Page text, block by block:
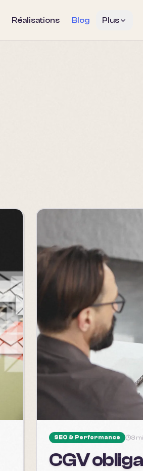
Réalisations Blog Plus
SEO & Performance 3
CGV